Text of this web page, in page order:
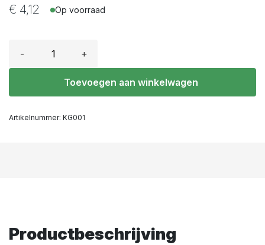
€ 4,12 Op voorraad
- +
Toevoegen aan winkelwagen
Artikelnummer: KG001
Productbeschrijving